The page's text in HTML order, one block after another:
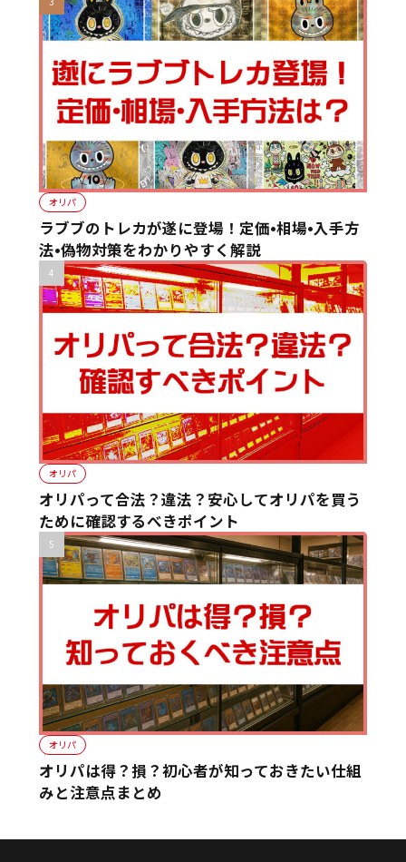
オリパ
ラブブのトレカが遂に登場！定価•相場•入手方
法•偽物対策をわかりやすく解説
オリパ
オリパって合法？違法？安心してオリパを買う
ために確認するべきポイント
オリパ
オリパは得？損？初心者が知っておきたい仕組
みと注意点まとめ